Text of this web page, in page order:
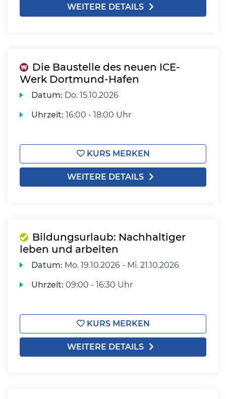
WEITERE DETAILS
Die Baustelle des neuen ICE-
Werk Dortmund-Hafen
Datum: Do. 15.10.2026
Uhrzeit: 16:00 - 18:00 Uhr
KURS MERKEN
WEITERE DETAILS
Bildungsurlaub: Nachhaltiger
leben und arbeiten
Datum: Mo. 19.10.2026 - Mi. 21.10.2026
Uhrzeit: 09:00 - 16:30 Uhr
KURS MERKEN
WEITERE DETAILS